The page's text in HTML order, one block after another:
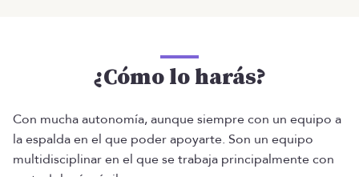
¿Cómo lo harás?
Con mucha autonomía, aunque siempre con un equipo a
la espalda en el que poder apoyarte. Son un equipo
multidisciplinar en el que se trabaja principalmente con